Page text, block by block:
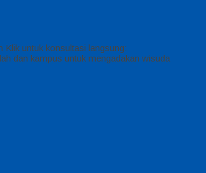
untuk konsultasi langsung:
dan kampus untuk mengadakan wisuda